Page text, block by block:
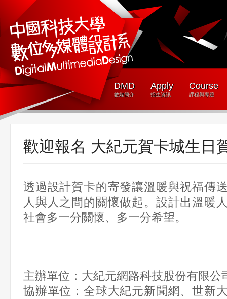
DMD
數媒簡介
Apply
招生資訊
Course
課程與專題
歡迎報名 大紀元賀卡城生日
透過設計賀卡的寄發讓溫暖與祝福傳
人與人之間的關懷做起。設計出溫暖
社會多一分關懷、多一分希望。
主辦單位：大紀元網路科技股份有限公
協辦單位：全球大紀元新聞網、世新